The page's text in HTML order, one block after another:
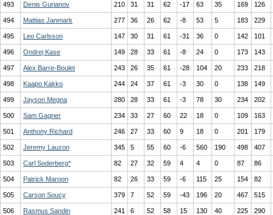
493 Denis Gurianov 210 31 31 62 -17 63 35 169 126
494 Mattias Janmark 277 36 26 62 -8 53 5 183 229
495 Leo Carlsson 147 30 31 61 -31 36 0 142 101
496 Ondrej Kase 149 28 33 61 -8 24 0 173 143
497 Alex Barre-Boulet 243 26 35 61 -28 104 20 233 218
498 Kaapo Kakko 244 24 37 61 -3 30 0 138 149
499 Jayson Megna 280 28 33 61 -3 78 30 234 202
500 Sam Gagner 234 33 27 60 22 18 0 109 163
501 Anthony Richard 246 27 33 60 9 18 0 201 179
502 Jeremy Lauzon 345 5 55 60 -6 560 190 498 407
503 Carl Soderberg* 82 27 32 59 4 4 0 87 86
504 Patrick Maroon 82 26 33 59 -6 115 25 154 82
505 Carson Soucy 379 7 52 59 -43 196 20 467 515
506 Rasmus Sandin 241 6 52 58 15 130 40 225 290